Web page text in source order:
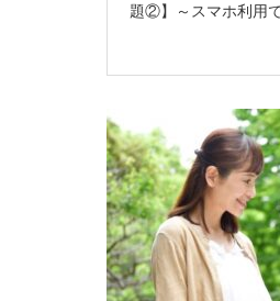
題②】～スマホ利用